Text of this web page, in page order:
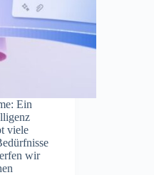
Ein
viele
wir